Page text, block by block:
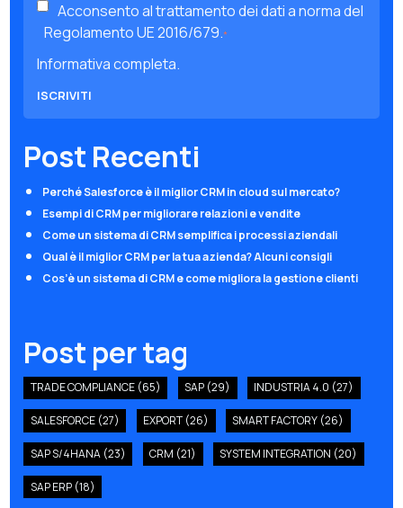
Acconsento al trattamento dei dati a norma del
Regolamento UE 2016/679.*
Informativa completa.
Post Recenti
Perché Salesforce è il miglior CRM in cloud sul mercato?
Esempi di CRM per migliorare relazioni e vendite
Come un sistema di CRM semplifica i processi aziendali
Qual è il miglior CRM per la tua azienda? Alcuni consigli
Cos’è un sistema di CRM e come migliora la gestione clienti
Post per tag
TRADE COMPLIANCE (65) SAP (29) INDUSTRIA 4.0 (27)
SALESFORCE (27) EXPORT (26) SMART FACTORY (26)
SAP S/4HANA (23) CRM (21) SYSTEM INTEGRATION (20)
SAP ERP (18)